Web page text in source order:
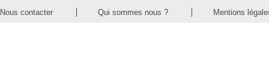
Nous contacter Qui sommes nous ? Mentions